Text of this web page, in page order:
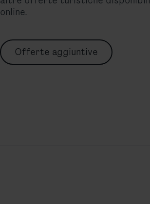
online.
Offerte aggiuntive